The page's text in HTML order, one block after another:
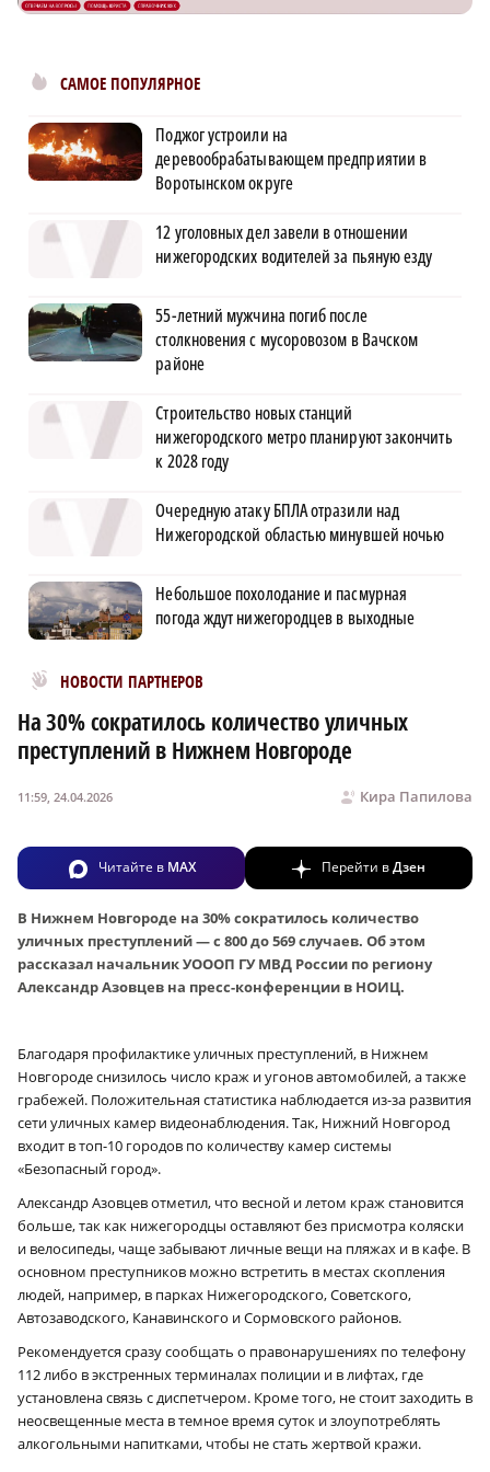
САМОЕ ПОПУЛЯРНОЕ
Поджог устроили на
деревообрабатывающем предприятии в
Воротынском округе
12 уголовных дел завели в отношении
нижегородских водителей за пьяную езду
55-летний мужчина погиб после
столкновения с мусоровозом в Вачском
районе
Строительство новых станций
нижегородского метро планируют закончить
к 2028 году
Очередную атаку БПЛА отразили над
Нижегородской областью минувшей ночью
Небольшое похолодание и пасмурная
погода ждут нижегородцев в выходные
НОВОСТИ ПАРТНЕРОВ
Новости МирТесен
На 30% сократилось количество уличных
преступлений в Нижнем Новгороде
Кира Папилова
11:59, 24.04.2026
Читайте в MAX Перейти вДзен
В Нижнем Новгороде на 30% сократилось количество
уличных преступлений — с 800 до 569 случаев. Об этом
рассказал начальник УОООП ГУ МВД России по региону
Александр Азовцев на пресс-конференции в НОИЦ.
Благодаря профилактике уличных преступлений, в Нижнем
Новгороде снизилось число краж и угонов автомобилей, а также
грабежей. Положительная статистика наблюдается из-за развития
сети уличных камер видеонаблюдения. Так, Нижний Новгород
входит в топ-10 городов по количеству камер системы
«Безопасный город».
Александр Азовцев отметил, что весной и летом краж становится
больше, так как нижегородцы оставляют без присмотра коляски
и велосипеды, чаще забывают личные вещи на пляжах и в кафе. В
основном преступников можно встретить в местах скопления
людей, например, в парках Нижегородского, Советского,
Автозаводского, Канавинского и Сормовского районов.
Рекомендуется сразу сообщать о правонарушениях по телефону
112 либо в экстренных терминалах полиции и в лифтах, где
установлена связь с диспетчером. Кроме того, не стоит заходить в
неосвещенные места в темное время суток и злоупотреблять
алкогольными напитками, чтобы не стать жертвой кражи.